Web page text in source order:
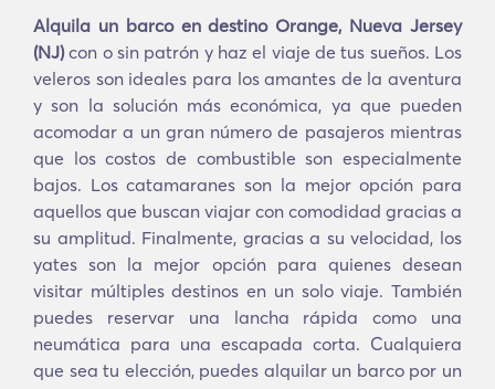
Alquila un barco en destino Orange, Nueva Jersey
(NJ)con o sin patrón y haz el viaje de tus sueños. Los
veleros son ideales para los amantes de la aventura
y son la solución más económica, ya que pueden
acomodar a un gran número de pasajeros mientras
que los costos de combustible son especialmente
bajos. Los catamaranes son la mejor opción para
aquellos que buscan viajar con comodidad gracias a
su amplitud. Finalmente, gracias a su velocidad, los
yates son la mejor opción para quienes desean
visitar múltiples destinos en un solo viaje. También
puedes reservar una lancha rápida como una
neumática para una escapada corta. Cualquiera
que sea tu elección, puedes alquilar un barco por un